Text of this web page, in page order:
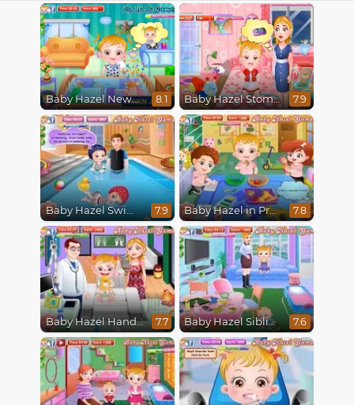
Baby Hazel Newborn Vaccination 8.1 Baby Hazel Stomach Care 7.9
Baby Hazel Swimming 7.9 Baby Hazel in Preschool 7.8
Baby Hazel Hand Fracture 7.7 Baby Hazel Sibling Trouble 7.6